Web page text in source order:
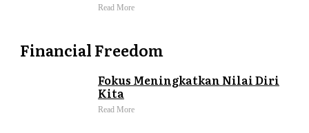
Read More
Financial Freedom
Fokus Meningkatkan Nilai Diri
Kita
Read More